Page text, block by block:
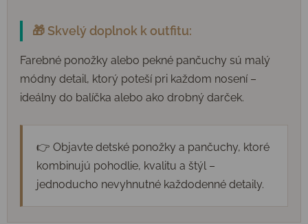
🎁 Skvelý doplnok k outfitu:
Farebné ponožky alebo pekné pančuchy sú malý
módny detail, ktorý poteší pri každom nosení –
ideálny do balíčka alebo ako drobný darček.
👉 Objavte detské ponožky a pančuchy, ktoré
kombinujú pohodlie, kvalitu a štýl –
jednoducho nevyhnutné každodenné detaily.